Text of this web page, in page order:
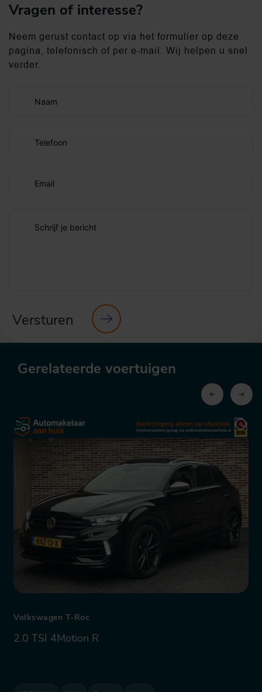
Vragen of interesse?
Neem gerust contact op via het formulier op deze
pagina, telefonisch of per e-mail. Wij helpen u snel
verder.
Naam
Telefoon
Email
Schrijf je bericht
Versturen
Gerelateerde voertuigen
Volkswagen T-Roc
2.0 TSI 4Motion R